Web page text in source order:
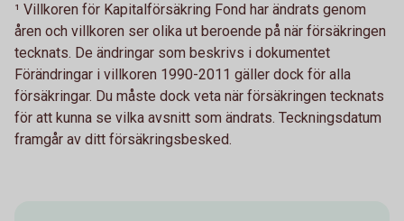
¹ Villkoren för Kapitalförsäkring Fond har ändrats genom
åren och villkoren ser olika ut beroende på när försäkringen
tecknats. De ändringar som beskrivs i dokumentet
Förändringar i villkoren 1990-2011 gäller dock för alla
försäkringar. Du måste dock veta när försäkringen tecknats
för att kunna se vilka avsnitt som ändrats. Teckningsdatum
framgår av ditt försäkringsbesked.